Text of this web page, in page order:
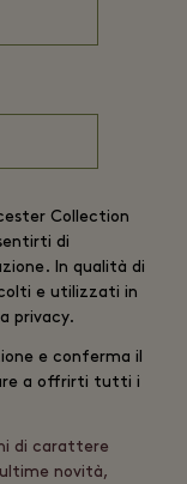
Collection
di
In qualità di
e utilizzati in
privacy.
e conferma il
a offrirti tutti i
di carattere
novità,